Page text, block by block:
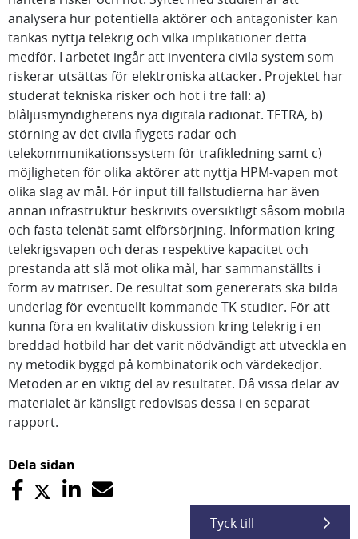
analysera hur potentiella aktörer och antagonister kan
tänkas nyttja telekrig och vilka implikationer detta
medför. I arbetet ingår att inventera civila system som
riskerar utsättas för elektroniska attacker. Projektet har
studerat tekniska risker och hot i tre fall: a)
blåljusmyndighetens nya digitala radionät. TETRA, b)
störning av det civila flygets radar och
telekommunikationssystem för trafikledning samt c)
möjligheten för olika aktörer att nyttja HPM-vapen mot
olika slag av mål. För input till fallstudierna har även
annan infrastruktur beskrivits översiktligt såsom mobila
och fasta telenät samt elförsörjning. Information kring
telekrigsvapen och deras respektive kapacitet och
prestanda att slå mot olika mål, har sammanställts i
form av matriser. De resultat som genererats ska bilda
underlag för eventuellt kommande TK-studier. För att
kunna föra en kvalitativ diskussion kring telekrig i en
breddad hotbild har det varit nödvändigt att utveckla en
ny metodik byggd på kombinatorik och värdekedjor.
Metoden är en viktig del av resultatet. Då vissa delar av
materialet är känsligt redovisas dessa i en separat
rapport.
Dela sidan
Tyck till